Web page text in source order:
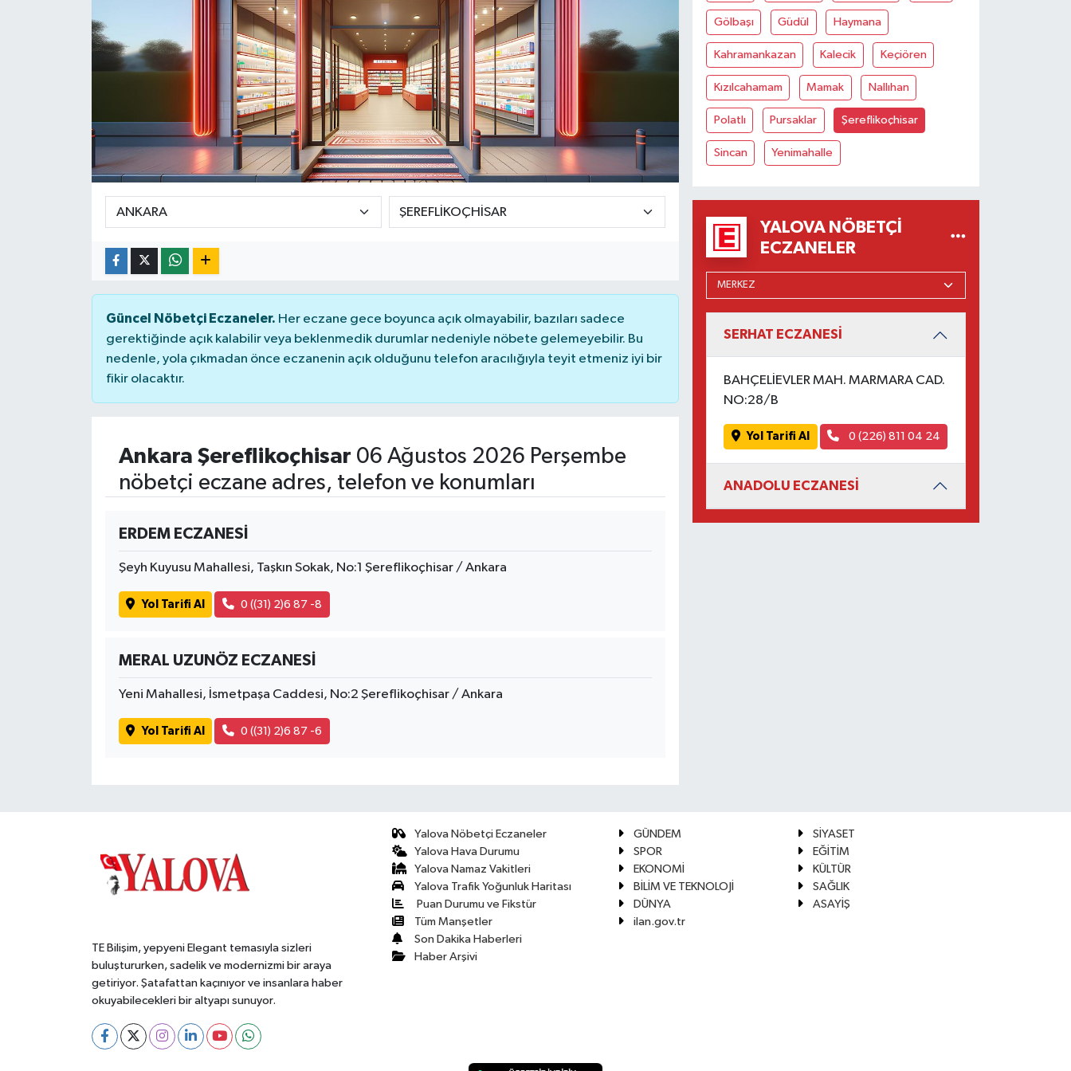
Güncel Nöbetçi Eczaneler. Her eczane gece boyunca açık olmayabilir, bazıları sadece
gerektiğinde açık kalabilir veya beklenmedik durumlar nedeniyle nöbete gelemeyebilir. Bu
nedenle, yola çıkmadan önce eczanenin açık olduğunu telefon aracılığıyla teyit etmeniz iyi bir
fikir olacaktır.
Ankara Şereflikoçhisar 06 Ağustos 2026 Perşembe
nöbetçi eczane adres, telefon ve konumları
ERDEM ECZANESİ
Şeyh Kuyusu Mahallesi, Taşkın Sokak, No:1 Şereflikoçhisar / Ankara
Yol Tarifi Al 0 ((31) 2)6 87 -8
MERAL UZUNÖZ ECZANESİ
Yeni Mahallesi, İsmetpaşa Caddesi, No:2 Şereflikoçhisar / Ankara
Yol Tarifi Al 0 ((31) 2)6 87 -6
Gölbaşı Güdül Haymana
Kahramankazan Kalecik Keçiören
Kızılcahamam Mamak Nallıhan
Polatlı Pursaklar Şereflikoçhisar
Sincan Yenimahalle
YALOVA NÖBETÇI
ECZANELER
SERHAT ECZANESİ
BAHÇELİEVLER MAH. MARMARA CAD.
NO:28/B
Yol Tarifi Al 0 (226) 811 04 24
ANADOLU ECZANESİ
TE Bilişim, yepyeni Elegant temasıyla sizleri
buluştururken, sadelik ve modernizmi bir araya
getiriyor. Şatafattan kaçınıyor ve insanlara haber
okuyabilecekleri bir altyapı sunuyor.
Yalova Nöbetçi Eczaneler
Yalova Hava Durumu
Yalova Namaz Vakitleri
Yalova Trafik Yoğunluk Haritası
Puan Durumu ve Fikstür
Tüm Manşetler
Son Dakika Haberleri
Haber Arşivi
GÜNDEM
SİYASET
SPOR
EĞİTİM
EKONOMİ
KÜLTÜR
BİLİM VE TEKNOLOJİ
SAĞLIK
DÜNYA
ASAYİŞ
ilan.gov.tr
RESMİ İLAN